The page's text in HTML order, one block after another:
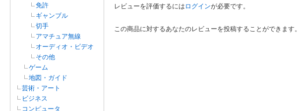
免許
ギャンブル
切手
アマチュア無線
オーディオ・ビデオ
その他
ゲーム
地図・ガイド
芸術・アート
ビジネス
コンピュータ
レビューを評価するには ログインが必要です。
この商品に対するあなたのレビューを投稿することができます。